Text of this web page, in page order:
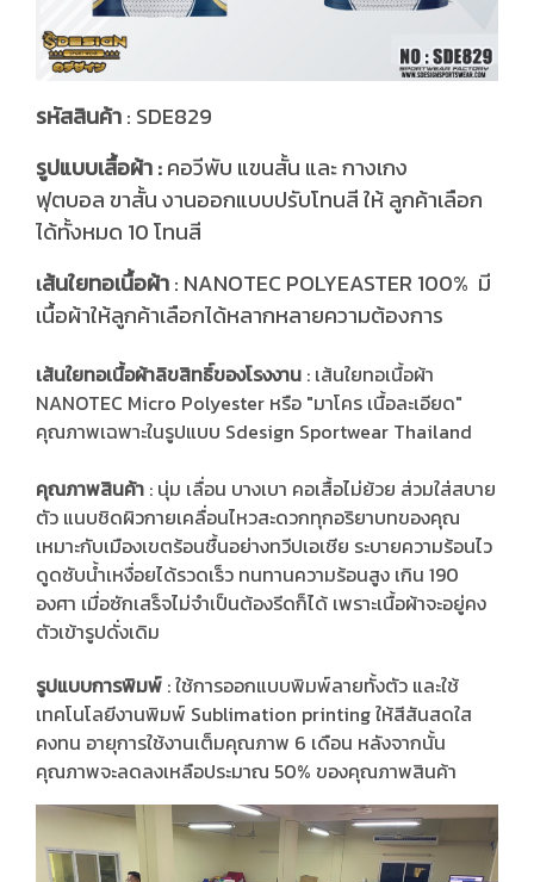
รหัสสินค้า: SDE829
รูปแบบเสื้อผ้า :คอวีพับ แขนสั้น และ กางเกง
ฟุตบอล ขาสั้น งานออกแบบปรับโทนสี ให้ ลูกค้าเลือก
ได้ทั้งหมด 10 โทนสี
เส้นใยทอเนื้อผ้า: NANOTEC POLYEASTER 100% มี
เนื้อผ้าให้ลูกค้าเลือกได้หลากหลายความต้องการ
เส้นใยทอเนื้อผ้าลิขสิทธิ์ของโรงงาน : เส้นใยทอเนื้อผ้า
NANOTEC Micro Polyester หรือ "มาโคร เนื้อละเอียด"
คุณภาพเฉพาะในรูปแบบ Sdesign Sportwear Thailand
คุณภาพสินค้า : นุ่ม เลื่อน บางเบา คอเสื้อไม่ย้วย ส่วมใส่สบาย
ตัว แนบชิดผิวกายเคลื่อนไหวสะดวกทุกอริยาบทของคุณ
เหมาะกับเมืองเขตร้อนชื้นอย่างทวีปเอเชีย ระบายความร้อนไว
ดูดซับน้ำเหงื่อยได้รวดเร็ว ทนทานความร้อนสูง เกิน 190
องศา เมื่อซักเสร็จไม่จำเป็นต้องรีดก็ได้ เพราะเนื้อผ้าจะอยู่คง
ตัวเข้ารูปดั่งเดิม
รูปแบบการพิมพ์ : ใช้การออกแบบพิมพ์ลายทั้งตัว และใช้
เทคโนโลยีงานพิมพ์ Sublimation printing ให้สีสันสดใส
คงทน อายุการใช้งานเต็มคุณภาพ 6 เดือน หลังจากนั้น
คุณภาพจะลดลงเหลือประมาณ 50% ของคุณภาพสินค้า